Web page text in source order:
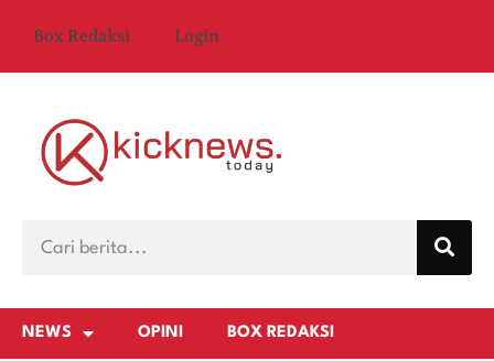
Box Redaksi Login
NEWS OPINI BOX REDAKSI